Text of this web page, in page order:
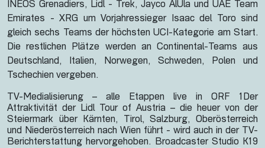
INEOS Grenadiers, Lidl - Trek, Jayco AlUla und UAE Team
Emirates - XRG um Vorjahressieger Isaac del Toro sind
gleich sechs Teams der höchsten UCI-Kategorie am Start.
Die restlichen Plätze werden an Continental-Teams aus
Deutschland, Italien, Norwegen, Schweden, Polen und
Tschechien vergeben.
TV-Medialisierung – alle Etappen live in ORF 1Der
Attraktivität der Lidl Tour of Austria – die heuer von der
Steiermark über Kärnten, Tirol, Salzburg, Oberösterreich
und Niederösterreich nach Wien führt - wird auch in der TV-
Berichterstattung hervorgehoben. Broadcaster Studio K19